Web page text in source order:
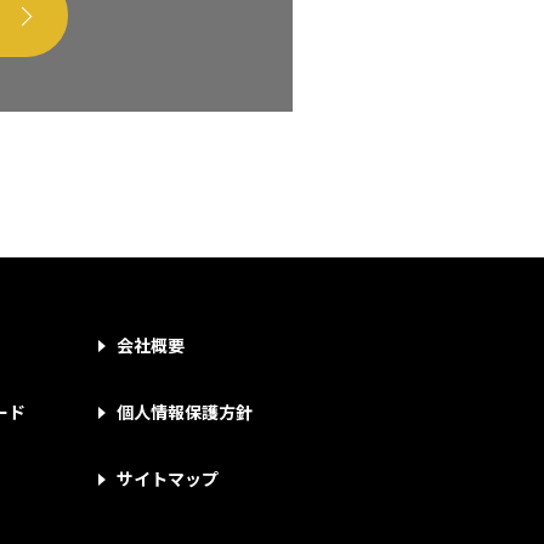
ド
会社概要
個人情報保護方針
サイトマップ